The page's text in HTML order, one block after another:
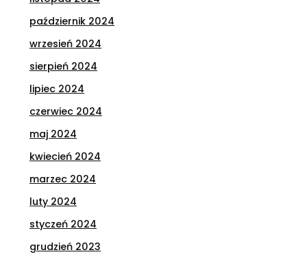
październik 2024
wrzesień 2024
sierpień 2024
lipiec 2024
czerwiec 2024
maj 2024
kwiecień 2024
marzec 2024
luty 2024
styczeń 2024
grudzień 2023